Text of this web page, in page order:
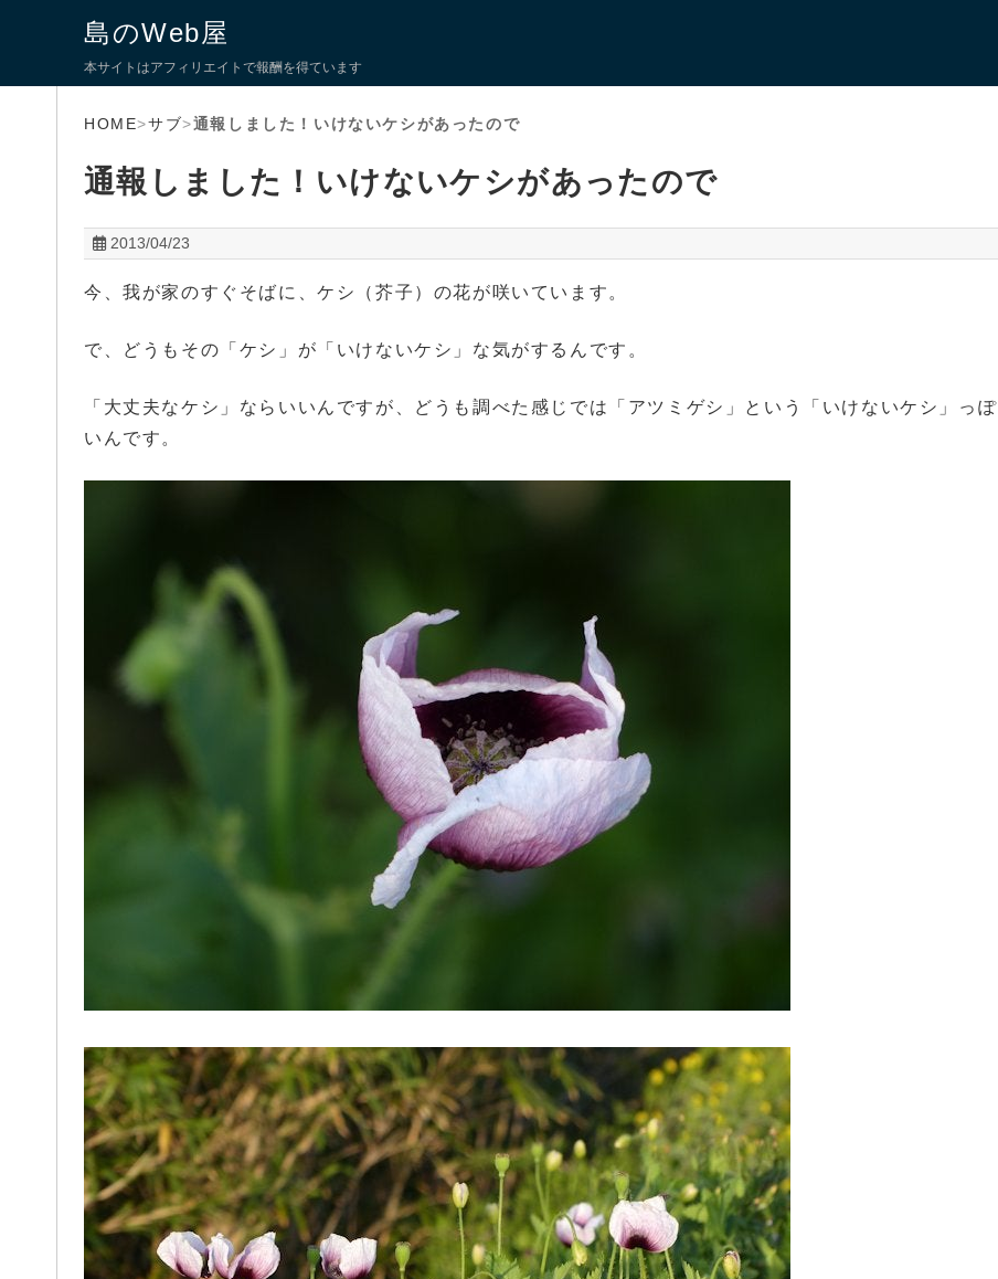
島のWeb屋
本サイトはアフィリエイトで報酬を得ています
HOME>サブ>通報しました！いけないケシがあったので
通報しました！いけないケシがあったので
2013/04/23
今、我が家のすぐそばに、ケシ（芥子）の花が咲いています。
で、どうもその「ケシ」が「いけないケシ」な気がするんです。
「大丈夫なケシ」ならいいんですが、どうも調べた感じでは「アツミゲシ」という「いけないケシ」っぽ
いんです。